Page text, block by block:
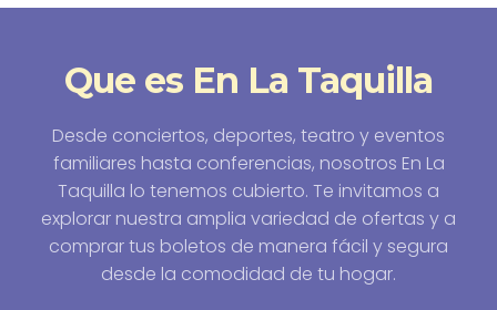
Que es En La Taquilla
Desde conciertos, deportes, teatro y eventos
familiares hasta conferencias, nosotros En La
Taquilla lo tenemos cubierto. Te invitamos a
explorar nuestra amplia variedad de ofertas y a
comprar tus boletos de manera fácil y segura
desde la comodidad de tu hogar.